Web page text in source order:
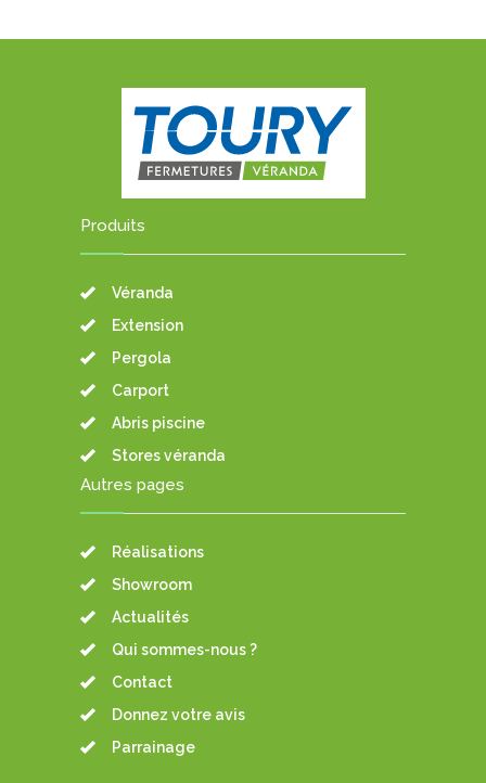
Produits
Véranda
Extension
Pergola
Carport
Abris piscine
Stores véranda
Autres pages
Réalisations
Showroom
Actualités
Qui sommes-nous ?
Contact
Donnez votre avis
Parrainage